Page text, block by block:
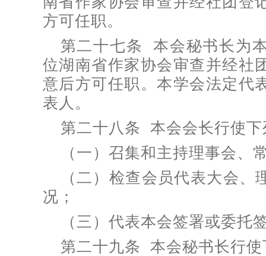
方可任职。
第二十七条 本会秘书长为
位湖南省作家协会审查并经社
意后方可任职。本学会法定代
表人。
第二十八条 本会会长行使下
（一）召集和主持理事会、
（二）检查会员代表大会
况；
（三）代表本会签署或委托
第二十九条 本会秘书长行使